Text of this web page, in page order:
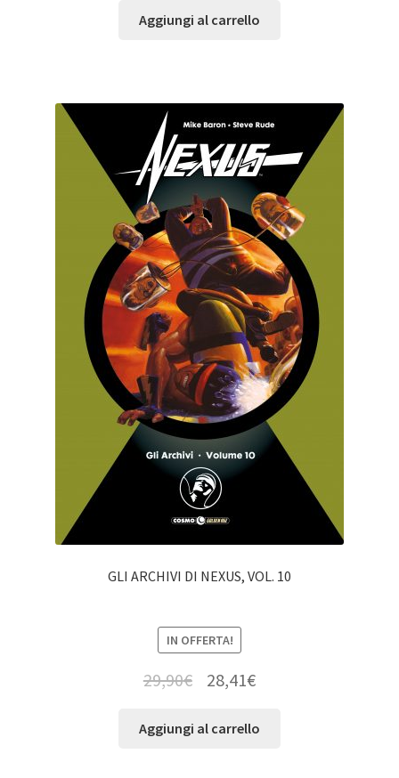
Aggiungi al carrello
GLI ARCHIVI DI NEXUS, VOL. 10
IN OFFERTA!
29,90€ 28,41€
Aggiungi al carrello